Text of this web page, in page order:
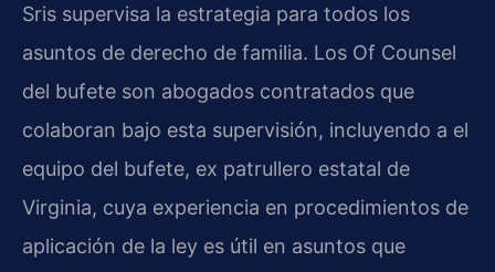
Sris supervisa la estrategia para todos los
asuntos de derecho de familia. Los Of Counsel
del bufete son abogados contratados que
colaboran bajo esta supervisión, incluyendo a el
equipo del bufete, ex patrullero estatal de
Virginia, cuya experiencia en procedimientos de
aplicación de la ley es útil en asuntos que